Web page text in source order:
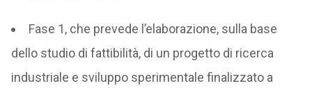
Fase 1, che prevede l’elaborazione, sulla base
dello studio di fattibilità, di un progetto di ricerca
industriale e sviluppo sperimentale finalizzato a